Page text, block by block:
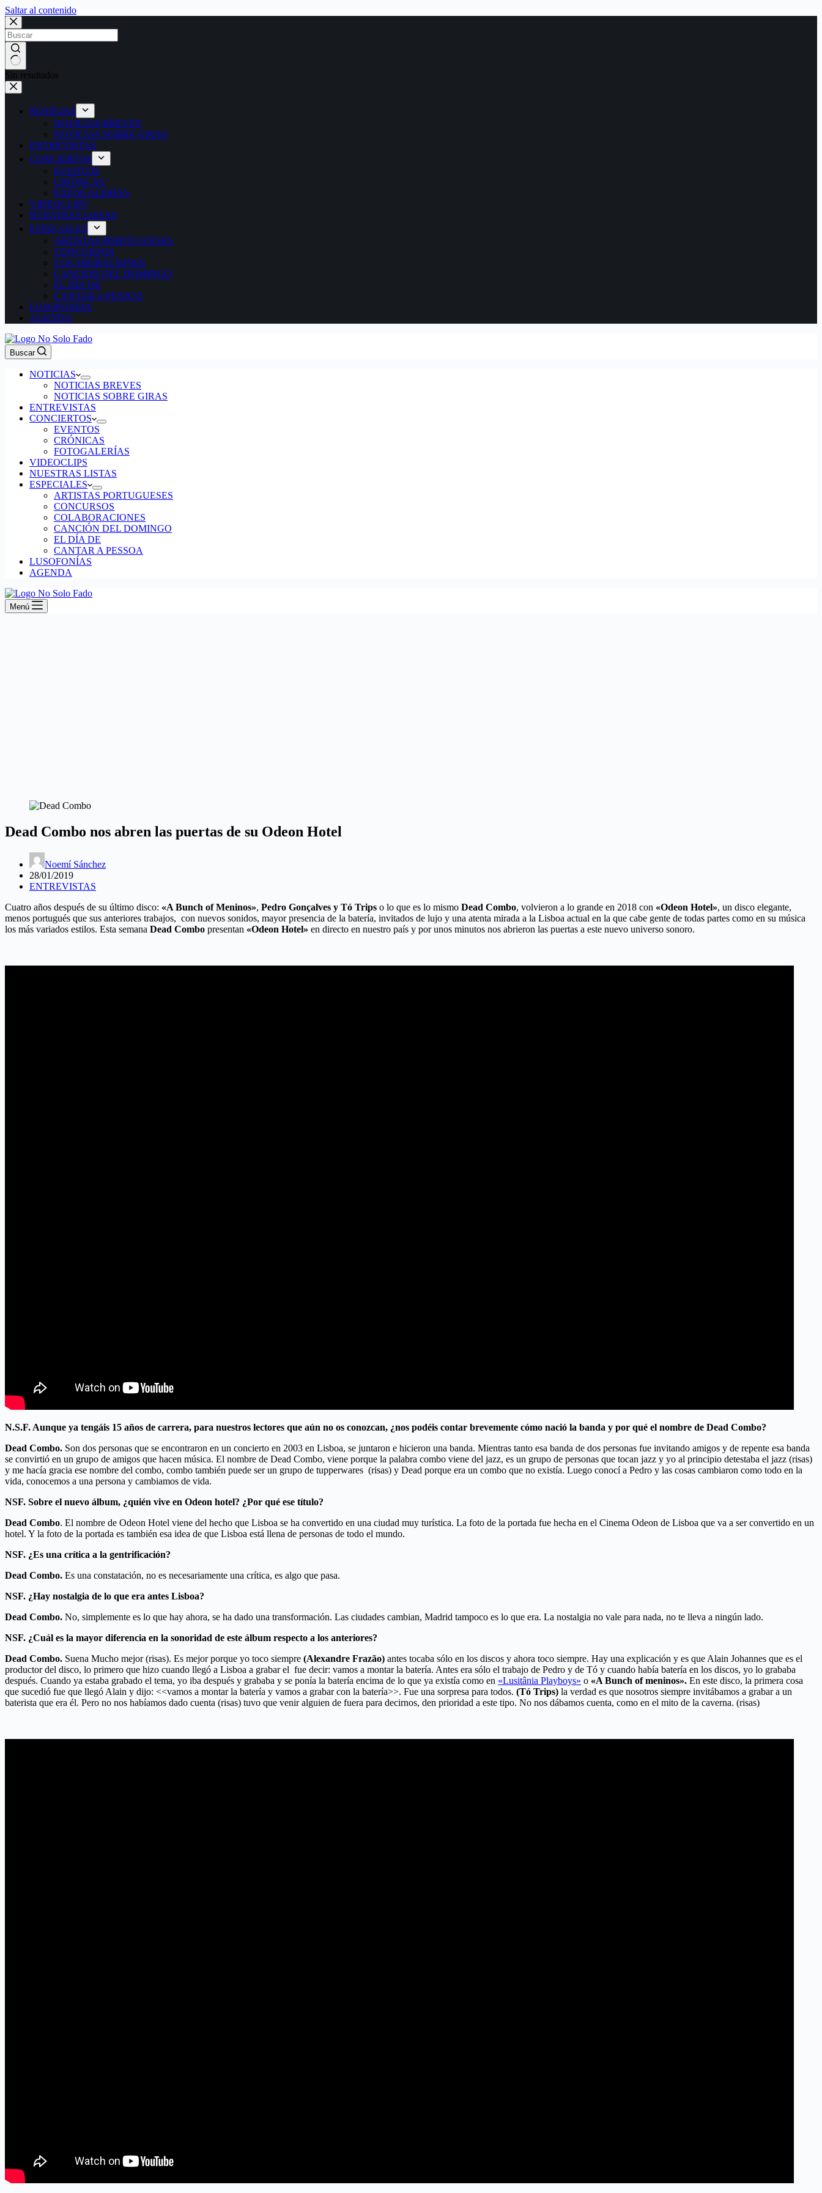
Saltar al contenido
Sin resultados
NOTICIAS
NOTICIAS BREVES
NOTICIAS SOBRE GIRAS
ENTREVISTAS
CONCIERTOS
EVENTOS
CRÓNICAS
FOTOGALERÍAS
VIDEOCLIPS
NUESTRAS LISTAS
ESPECIALES
ARTISTAS PORTUGUESES
CONCURSOS
COLABORACIONES
CANCIÓN DEL DOMINGO
EL DÍA DE
CANTAR A PESSOA
LUSOFONÍAS
AGENDA
Buscar
NOTICIAS
NOTICIAS BREVES
NOTICIAS SOBRE GIRAS
ENTREVISTAS
CONCIERTOS
EVENTOS
CRÓNICAS
FOTOGALERÍAS
VIDEOCLIPS
NUESTRAS LISTAS
ESPECIALES
ARTISTAS PORTUGUESES
CONCURSOS
COLABORACIONES
CANCIÓN DEL DOMINGO
EL DÍA DE
CANTAR A PESSOA
LUSOFONÍAS
AGENDA
Menú
Dead Combo nos abren las puertas de su Odeon Hotel
Noemí Sánchez
28/01/2019
ENTREVISTAS
Cuatro años después de su último disco: «A Bunch of Meninos», Pedro Gonçalves y Tó Trips o lo que es lo mismo Dead Combo, volvieron a lo grande en 2018 con «Odeon Hotel», un disco elegante,
menos portugués que sus anteriores trabajos, con nuevos sonidos, mayor presencia de la batería, invitados de lujo y una atenta mirada a la Lisboa actual en la que cabe gente de todas partes como en su música
los más variados estilos. Esta semana Dead Combo presentan «Odeon Hotel» en directo en nuestro país y por unos minutos nos abrieron las puertas a este nuevo universo sonoro.
N.S.F. Aunque ya tengáis 15 años de carrera, para nuestros lectores que aún no os conozcan, ¿nos podéis contar brevemente cómo nació la banda y por qué el nombre de Dead Combo?
Dead Combo. Son dos personas que se encontraron en un concierto en 2003 en Lisboa, se juntaron e hicieron una banda. Mientras tanto esa banda de dos personas fue invitando amigos y de repente esa banda
se convirtió en un grupo de amigos que hacen música. El nombre de Dead Combo, viene porque la palabra combo viene del jazz, es un grupo de personas que tocan jazz y yo al principio detestaba el jazz (risas)
y me hacía gracia ese nombre del combo, combo también puede ser un grupo de tupperwares (risas) y Dead porque era un combo que no existía. Luego conocí a Pedro y las cosas cambiaron como todo en la
vida, conocemos a una persona y cambiamos de vida.
NSF. Sobre el nuevo álbum, ¿quién vive en Odeon hotel? ¿Por qué ese título?
Dead Combo. El nombre de Odeon Hotel viene del hecho que Lisboa se ha convertido en una ciudad muy turística. La foto de la portada fue hecha en el Cinema Odeon de Lisboa que va a ser convertido en un
hotel. Y la foto de la portada es también esa idea de que Lisboa está llena de personas de todo el mundo.
NSF. ¿Es una crítica a la gentrificación?
Dead Combo. Es una constatación, no es necesariamente una crítica, es algo que pasa.
NSF. ¿Hay nostalgia de lo que era antes Lisboa?
Dead Combo. No, simplemente es lo que hay ahora, se ha dado una transformación. Las ciudades cambian, Madrid tampoco es lo que era. La nostalgia no vale para nada, no te lleva a ningún lado.
NSF. ¿Cuál es la mayor diferencia en la sonoridad de este álbum respecto a los anteriores?
Dead Combo. Suena Mucho mejor (risas). Es mejor porque yo toco siempre (Alexandre Frazão) antes tocaba sólo en los discos y ahora toco siempre. Hay una explicación y es que Alain Johannes que es el
productor del disco, lo primero que hizo cuando llegó a Lisboa a grabar el fue decir: vamos a montar la batería. Antes era sólo el trabajo de Pedro y de Tó y cuando había batería en los discos, yo lo grababa
después. Cuando ya estaba grabado el tema, yo iba después y grababa y se ponía la batería encima de lo que ya existía como en «Lusitânia Playboys» o «A Bunch of meninos». En este disco, la primera cosa
que sucedió fue que llegó Alain y dijo: <<vamos a montar la batería y vamos a grabar con la batería>>. Fue una sorpresa para todos. (Tó Trips) la verdad es que nosotros siempre invitábamos a grabar a un
baterista que era él. Pero no nos habíamos dado cuenta (risas) tuvo que venir alguien de fuera para decirnos, den prioridad a este tipo. No nos dábamos cuenta, como en el mito de la caverna. (risas)